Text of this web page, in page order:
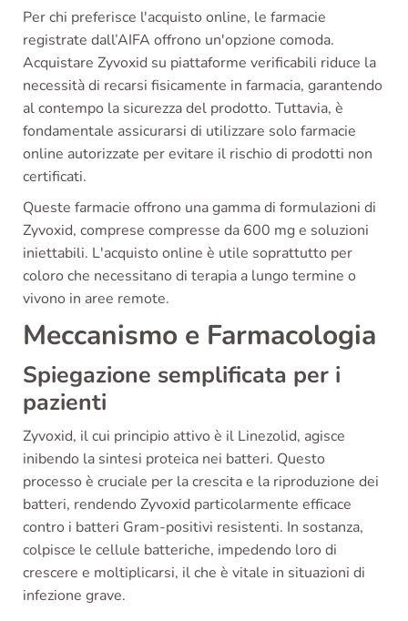
Per chi preferisce l'acquisto online, le farmacie
registrate dall’AIFA offrono un'opzione comoda.
Acquistare Zyvoxid su piattaforme verificabili riduce la
necessità di recarsi fisicamente in farmacia, garantendo
al contempo la sicurezza del prodotto. Tuttavia, è
fondamentale assicurarsi di utilizzare solo farmacie
online autorizzate per evitare il rischio di prodotti non
certificati.
Queste farmacie offrono una gamma di formulazioni di
Zyvoxid, comprese compresse da 600 mg e soluzioni
iniettabili. L'acquisto online è utile soprattutto per
coloro che necessitano di terapia a lungo termine o
vivono in aree remote.
Meccanismo e Farmacologia
Spiegazione semplificata per i
pazienti
Zyvoxid, il cui principio attivo è il Linezolid, agisce
inibendo la sintesi proteica nei batteri. Questo
processo è cruciale per la crescita e la riproduzione dei
batteri, rendendo Zyvoxid particolarmente efficace
contro i batteri Gram-positivi resistenti. In sostanza,
colpisce le cellule batteriche, impedendo loro di
crescere e moltiplicarsi, il che è vitale in situazioni di
infezione grave.